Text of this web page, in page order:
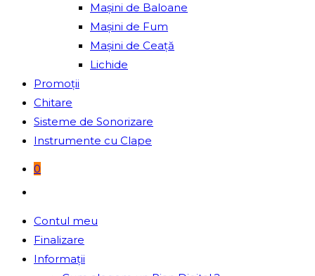
Mașini de Baloane
Mașini de Fum
Mașini de Ceață
Lichide
Promoții
Chitare
Sisteme de Sonorizare
Instrumente cu Clape
0
search
Contul meu
Finalizare
Informații